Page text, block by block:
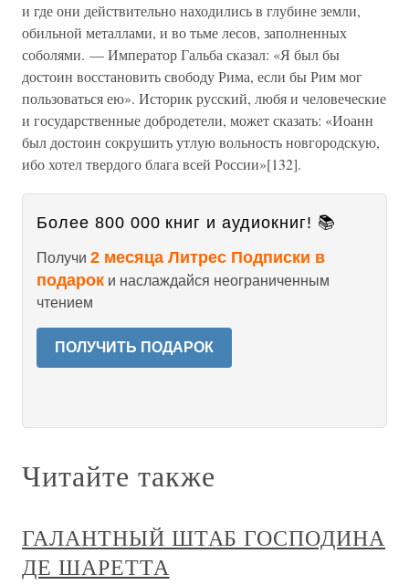
и где они действительно находились в глубине земли,
обильной металлами, и во тьме лесов, заполненных
соболями. — Император Гальба сказал: «Я был бы
достоин восстановить свободу Рима, если бы Рим мог
пользоваться ею». Историк русский, любя и человеческие
и государственные добродетели, может сказать: «Иоанн
был достоин сокрушить утлую вольность новгородскую,
ибо хотел твердого блага всей России»[132].
Более 800 000 книг и аудиокниг! 📚
Получи 2 месяца Литрес Подписки в
подарок и наслаждайся неограниченным
чтением
ПОЛУЧИТЬ ПОДАРОК
Читайте также
ГАЛАНТНЫЙ ШТАБ ГОСПОДИНА
ДЕ ШАРЕТТА